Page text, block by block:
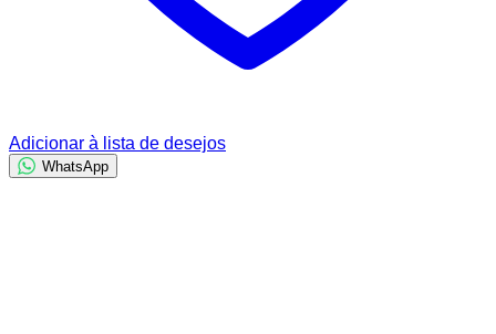
Adicionar à lista de desejos
WhatsApp